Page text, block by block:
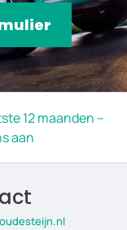
12 maanden –
aan